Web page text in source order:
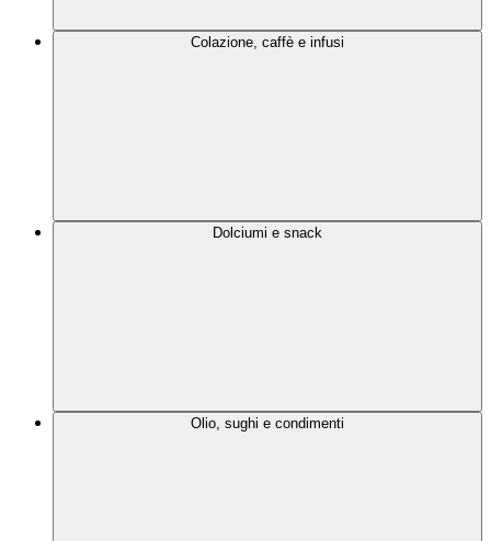
Colazione, caffè e infusi
Dolciumi e snack
Olio, sughi e condimenti